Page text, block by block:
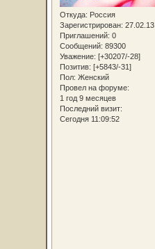
Откуда: Россия
Зарегистрирован: 27.02.13
Приглашений: 0
Сообщений: 89300
Уважение: [+30207/-28]
Позитив: [+5843/-31]
Пол: Женский
Провел на форуме:
1 год 9 месяцев
Последний визит:
Сегодня 11:09:52